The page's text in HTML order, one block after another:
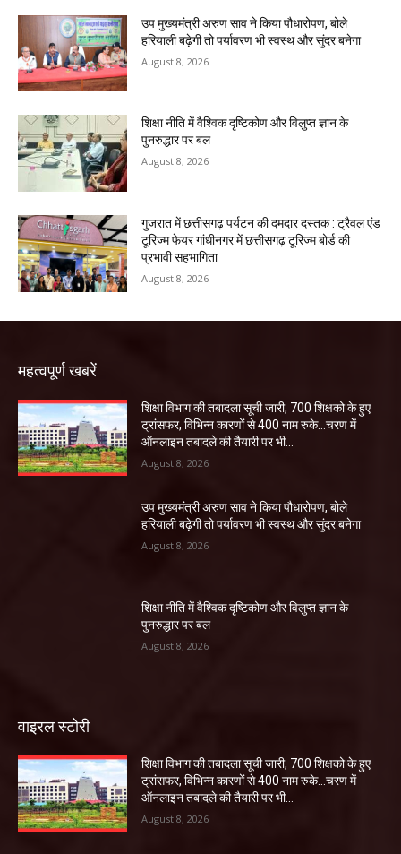
उप मुख्यमंत्री अरुण साव ने किया पौधारोपण, बोले
हरियाली बढ़ेगी तो पर्यावरण भी स्वस्थ और सुंदर बनेगा
August 8, 2026
शिक्षा नीति में वैश्विक दृष्टिकोण और विलुप्त ज्ञान के
पुनरुद्धार पर बल
August 8, 2026
गुजरात में छत्तीसगढ़ पर्यटन की दमदार दस्तक : ट्रैवल एंड
टूरिज्म फेयर गांधीनगर में छत्तीसगढ़ टूरिज्म बोर्ड की
प्रभावी सहभागिता
August 8, 2026
महत्वपूर्ण खबरें
शिक्षा विभाग की तबादला सूची जारी, 700 शिक्षको के हुए
ट्रांसफर, विभिन्न कारणों से 400 नाम रुके…चरण में
ऑनलाइन तबादले की तैयारी पर भी...
August 8, 2026
उप मुख्यमंत्री अरुण साव ने किया पौधारोपण, बोले
हरियाली बढ़ेगी तो पर्यावरण भी स्वस्थ और सुंदर बनेगा
August 8, 2026
शिक्षा नीति में वैश्विक दृष्टिकोण और विलुप्त ज्ञान के
पुनरुद्धार पर बल
August 8, 2026
वाइरल स्टोरी
शिक्षा विभाग की तबादला सूची जारी, 700 शिक्षको के हुए
ट्रांसफर, विभिन्न कारणों से 400 नाम रुके…चरण में
ऑनलाइन तबादले की तैयारी पर भी...
August 8, 2026